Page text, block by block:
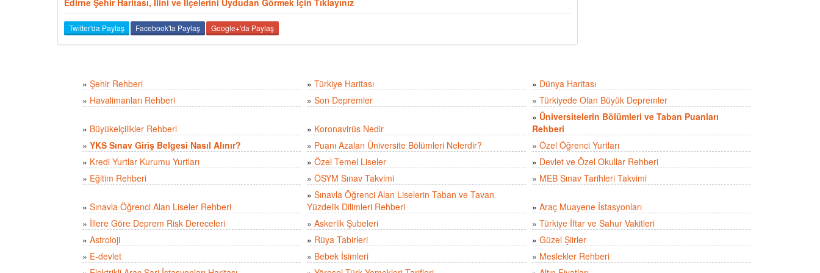
Edirne Şehir Haritası, İlini ve İlçelerini Uydudan Görmek İçin Tıklayınız
Twitter'da Paylaş Facebook'ta Paylaş Google+'da Paylaş
» Şehir Rehberi » Türkiye Haritası » Dünya Haritası
» Havalimanları Rehberi » Son Depremler » Türkiyede Olan Büyük Depremler
» Büyükelçilikler Rehberi » Koronavirüs Nedir
» Üniversitelerin Bölümleri ve Taban Puanları
Rehberi
» YKS Sınav Giriş Belgesi Nasıl Alınır? » Puanı Azalan Üniversite Bölümleri Nelerdir? » Özel Öğrenci Yurtları
» Kredi Yurtlar Kurumu Yurtları » Özel Temel Liseler » Devlet ve Özel Okullar Rehberi
» Eğitim Rehberi » ÖSYM Sınav Takvimi » MEB Sınav Tarihleri Takvimi
» Sınavla Öğrenci Alan Liseler Rehberi
» Sınavla Öğrenci Alan Liselerin Taban ve Tavan
Yüzdelik Dilimleri Rehberi
» Araç Muayene İstasyonları
» İllere Göre Deprem Risk Dereceleri » Askerlik Şubeleri » Türkiye İftar ve Sahur Vakitleri
» Astroloji » Rüya Tabirleri » Güzel Şiirler
» E-devlet » Bebek İsimleri » Meslekler Rehberi